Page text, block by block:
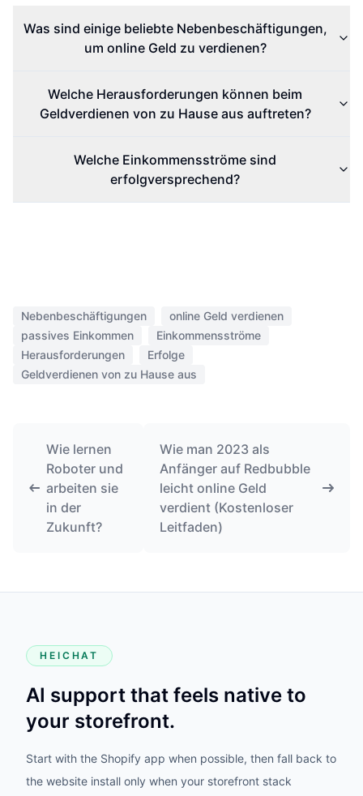
Was sind einige beliebte Nebenbeschäftigungen,
um online Geld zu verdienen?
Welche Herausforderungen können beim
Geldverdienen von zu Hause aus auftreten?
Welche Einkommensströme sind
erfolgversprechend?
Nebenbeschäftigungen
online Geld verdienen
passives Einkommen
Einkommensströme
Herausforderungen
Erfolge
Geldverdienen von zu Hause aus
Wie lernen
Roboter und
arbeiten sie
in der
Zukunft?
Wie man 2023 als
Anfänger auf Redbubble
leicht online Geld
verdient (Kostenloser
Leitfaden)
HEICHAT
AI support that feels native to
your storefront.
Start with the Shopify app when possible, then fall back to
the website install only when your storefront stack